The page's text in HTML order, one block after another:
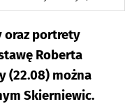
oraz portrety
Roberta
(22.08) można
Skierniewic.